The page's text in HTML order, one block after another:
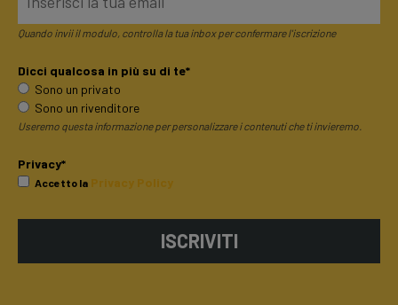
Quando invii il modulo, controlla la tua inbox per confermare l'iscrizione
Dicci qualcosa in più su di te*
Sono un privato
Sono un rivenditore
Useremo questa informazione per personalizzare i contenuti che ti invieremo.
Privacy*
Accetto la Privacy Policy
ISCRIVITI